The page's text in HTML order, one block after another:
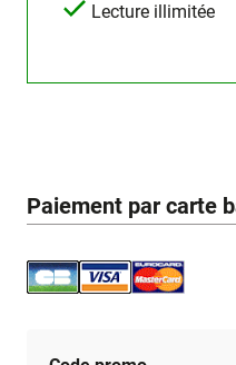
Lecture illimitée
Paiement par carte